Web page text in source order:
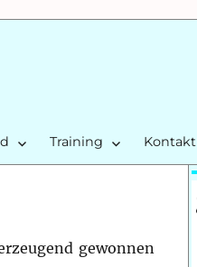
Training Kontakt
gewonnen